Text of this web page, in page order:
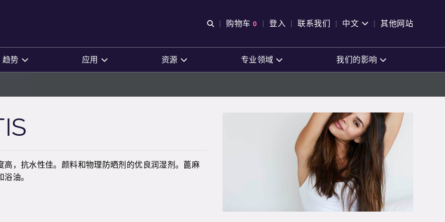
Open Search
购物车 0
查看购物车
登入 联系我们 中文 其他网站
趋势 应用 资源 专业领域 我们的影响
，抗水性佳。颜料和物理防晒剂的优良润湿剂。蓖麻
油。